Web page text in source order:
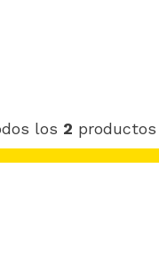
los 2 productos